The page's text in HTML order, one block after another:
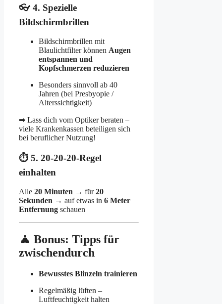
👓 4. Spezielle
Bildschirmbrillen
Bildschirmbrillen mit
Blaulichtfilter können Augen
entspannen und
Kopfschmerzen reduzieren
Besonders sinnvoll ab 40
Jahren (bei Presbyopie /
Alterssichtigkeit)
➡ Lass dich vom Optiker beraten –
viele Krankenkassen beteiligen sich
bei beruflicher Nutzung!
⏱️ 5. 20-20-20-Regel
einhalten
Alle 20 Minuten → für20
Sekunden → auf etwas in 6 Meter
Entfernung schauen
🧘 Bonus: Tipps für
zwischendurch
Bewusstes Blinzeln trainieren
Regelmäßig lüften –
Luftfeuchtigkeit halten